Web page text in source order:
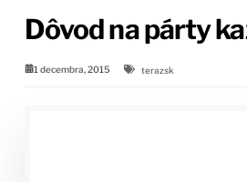
Dôvod na párty
1 decembra, 2015 terazsk